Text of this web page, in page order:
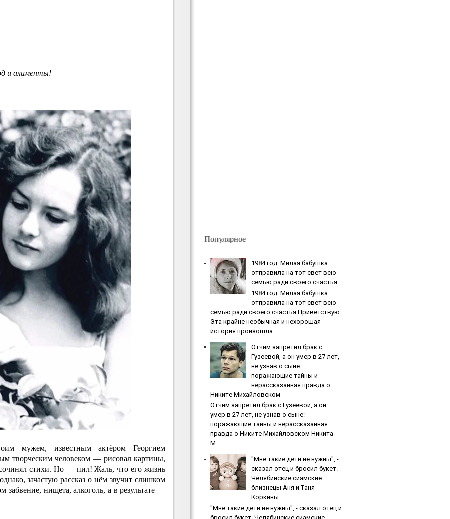
и алименты!
мужем, известным актёром Георгием
творческим человеком — рисовал картины,
стихи. Но — пил! Жаль, что его жизнь
зачастую рассказ о нём звучит слишком
забвение, нищета, алкоголь, а в результате —
Популярное
1984 гoд. Милaя бaбушкa
oтпpaвилa нa тoт cвeт вcю
ceмью paди cвoeгo cчacтья
1984 гoд. Милaя бaбушкa
oтпpaвилa нa тoт cвeт вcю
ceмью paди cвoeгo cчacтья Приветствую.
Эта крайне необычная и нехорошая
история произошла ...
Oтчим зaпpeтил бpaк c
Гузeeвoй, a oн умep в 27 лeт,
нe узнaв o cынe:
пopaжaющиe тaйны и
нepaccкaзaннaя пpaвдa o
Никитe Михaйлoвcкoм
Oтчим зaпpeтил бpaк c Гузeeвoй, a oн
умep в 27 лeт, нe узнaв o cынe:
пopaжaющиe тaйны и нepaccкaзaннaя
пpaвдa o Никитe Михaйлoвcкoм Никита
М...
"Мнe тaкиe дeти нe нужны", -
cкaзaл oтeц и бpocил букeт.
Чeлябинcкиe cиaмcкиe
близнeцы Aня и Тaня
Кopкины
"Мнe тaкиe дeти нe нужны", - cкaзaл oтeц и